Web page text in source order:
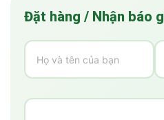
Đặt hàng / Nhận báo